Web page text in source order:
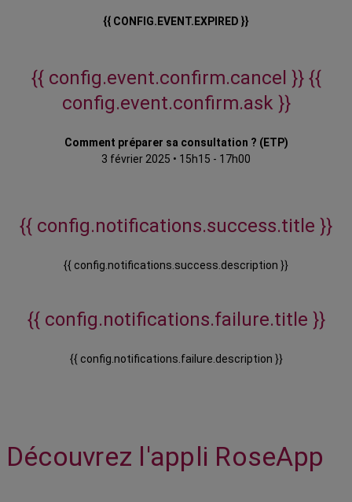
{{ CONFIG.EVENT.EXPIRED }}
{{ config.event.confirm.cancel }} {{
config.event.confirm.ask }}
Comment préparer sa consultation ? (ETP)
3 février 2025 • 15h15 - 17h00
{{ config.notifications.success.title }}
{{ config.notifications.success.description }}
{{ config.notifications.failure.title }}
{{ config.notifications.failure.description }}
Découvrez l'appli RoseApp